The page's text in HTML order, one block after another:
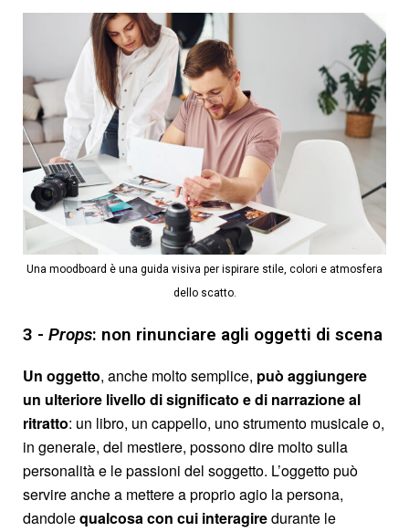
Una moodboard è una guida visiva per ispirare stile, colori e atmosfera
dello scatto.
3 - Props: non rinunciare agli oggetti di scena
Un oggetto, anche molto semplice, può aggiungere
un ulteriore livello di significato e di narrazione al
ritratto: un libro, un cappello, uno strumento musicale o,
in generale, del mestiere, possono dire molto sulla
personalità e le passioni del soggetto. L’oggetto può
servire anche a mettere a proprio agio la persona,
dandolequalcosa con cui interagiredurante le